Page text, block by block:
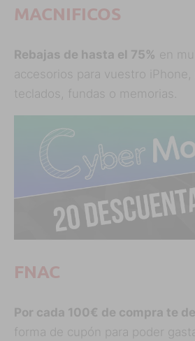
MACNIFICOS
Rebajas de hasta el 75% en
accesorios para vuestro
teclados, fundas o memorias.
FNAC
Por cada 100€ de compra te
forma de cupón para poder